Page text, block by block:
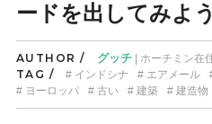
ードを出してみよ
AUTHOR / グッチ| ホーチミン在
TAG / インドシナ エアメール
ヨーロッパ
古い 建築 建造物